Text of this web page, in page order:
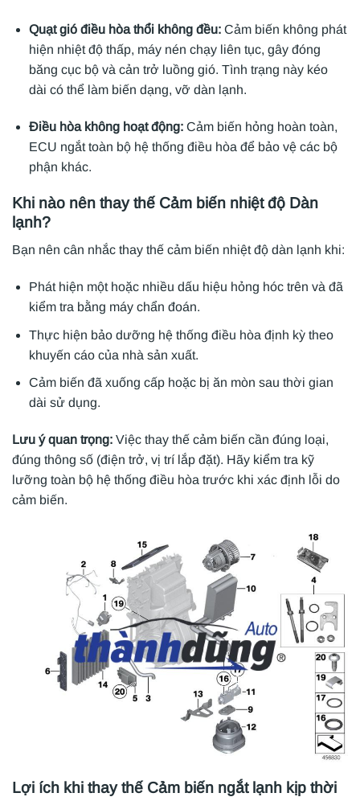
Quạt gió điều hòa thổi không đều: Cảm biến không phát
hiện nhiệt độ thấp, máy nén chạy liên tục, gây đóng
băng cục bộ và cản trở luồng gió. Tình trạng này kéo
dài có thể làm biến dạng, vỡ dàn lạnh.
Điều hòa không hoạt động:Cảm biến hỏng hoàn toàn,
ECU ngắt toàn bộ hệ thống điều hòa để bảo vệ các bộ
phận khác.
Khi nào nên thay thế Cảm biến nhiệt độ Dàn
lạnh?
Bạn nên cân nhắc thay thế cảm biến nhiệt độ dàn lạnh khi:
Phát hiện một hoặc nhiều dấu hiệu hỏng hóc trên và đã
kiểm tra bằng máy chẩn đoán.
Thực hiện bảo dưỡng hệ thống điều hòa định kỳ theo
khuyến cáo của nhà sản xuất.
Cảm biến đã xuống cấp hoặc bị ăn mòn sau thời gian
dài sử dụng.
Lưu ý quan trọng: Việc thay thế cảm biến cần đúng loại,
đúng thông số (điện trở, vị trí lắp đặt). Hãy kiểm tra kỹ
lưỡng toàn bộ hệ thống điều hòa trước khi xác định lỗi do
cảm biến.
Lợi ích khi thay thế Cảm biến ngắt lạnh kịp thời